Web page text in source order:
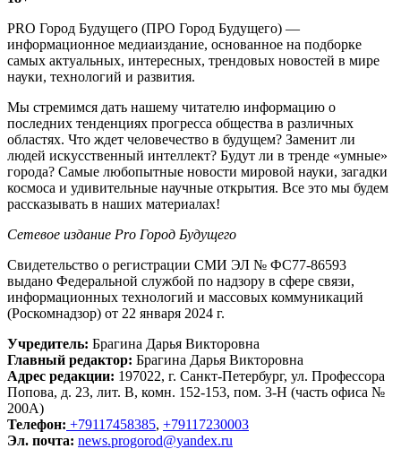
PRO Город Будущего (ПРО Город Будущего) —
информационное медиаиздание, основанное на подборке
самых актуальных, интересных, трендовых новостей в мире
науки, технологий и развития.
Мы стремимся дать нашему читателю информацию о
последних тенденциях прогресса общества в различных
областях. Что ждет человечество в будущем? Заменит ли
людей искусственный интеллект? Будут ли в тренде «умные»
города? Самые любопытные новости мировой науки, загадки
космоса и удивительные научные открытия. Все это мы будем
рассказывать в наших материалах!
Сетевое издание Рrо Город Будущего
Свидетельство о регистрации СМИ ЭЛ № ФС77-86593
выдано Федеральной службой по надзору в сфере связи,
информационных технологий и массовых коммуникаций
(Роскомнадзор) от 22 января 2024 г.
Учредитель: Брагина Дарья Викторовна
Главный редактор: Брагина Дарья Викторовна
Адрес редакции: 197022, г. Санкт-Петербург, ул. Профессора
Попова, д. 23, лит. В, комн. 152-153, пом. 3-Н (часть офиса №
200А)
Телефон: +79117458385, +79117230003
Эл. почта: news.progorod@yandex.ru